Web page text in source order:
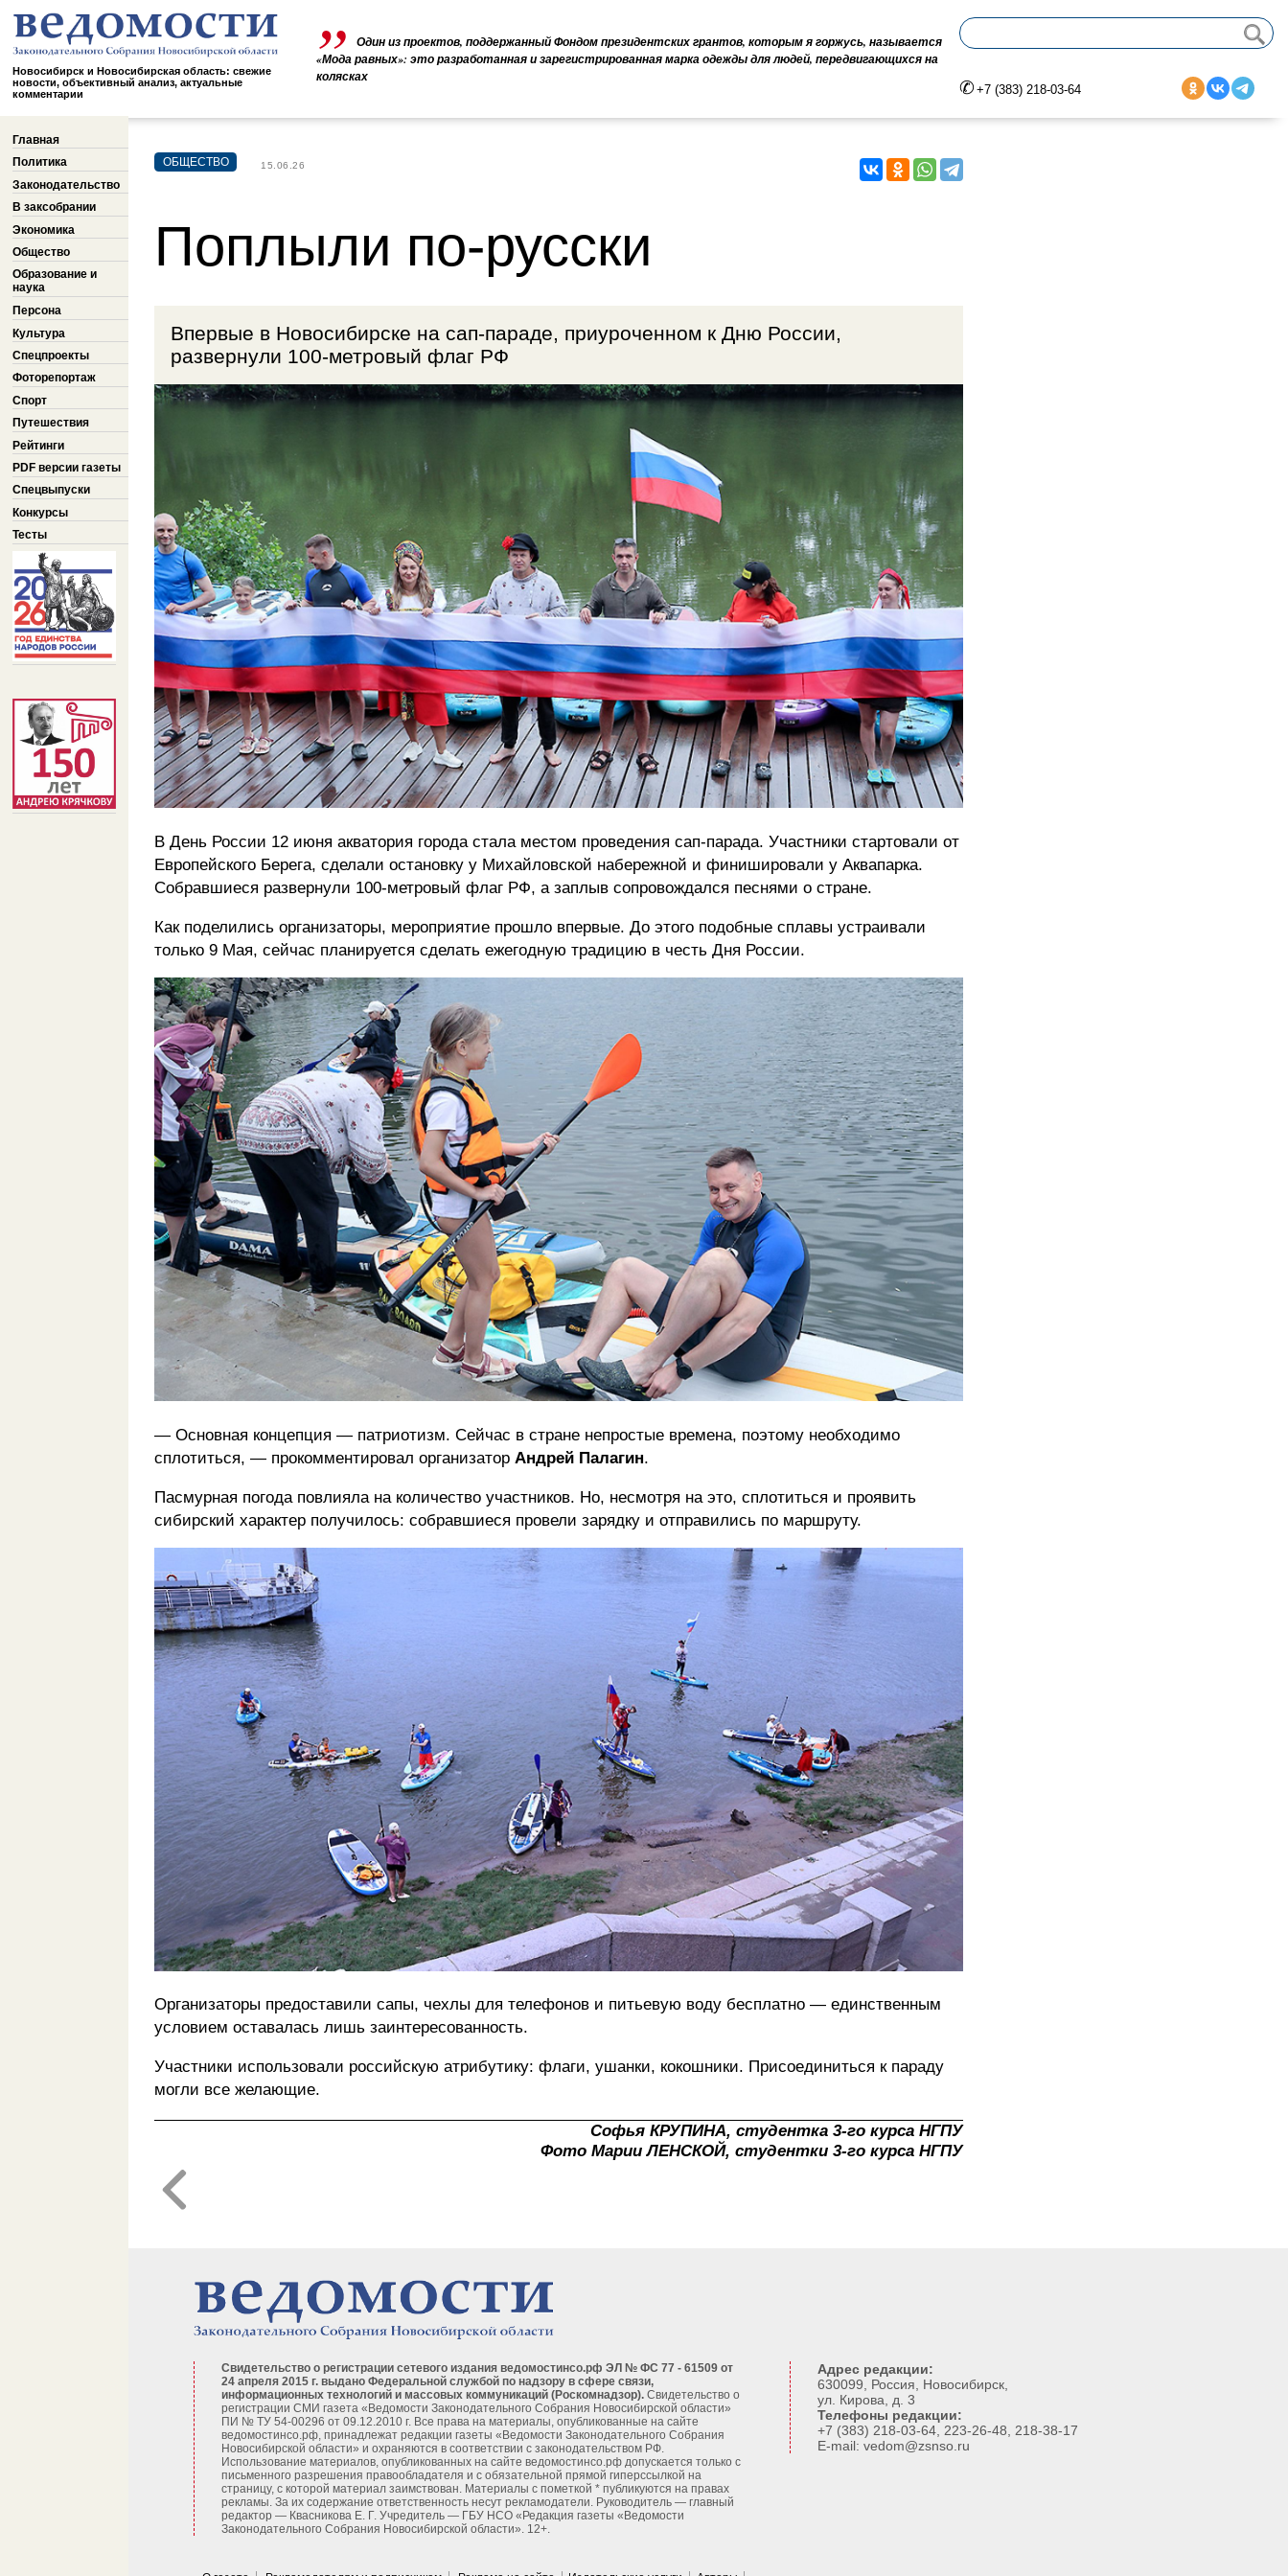
Новосибирск и Новосибирская область: свежие
новости, объективный анализ, актуальные
комментарии
Один из проектов, поддержанный Фондом президентских грантов, которым я горжусь, называется
«Мода равных»: это разработанная и зарегистрированная марка одежды для людей, передвигающихся на
колясках
+7 (383) 218-03-64
Главная
Политика
Законодательство
В заксобрании
Экономика
Общество
Образование и
наука
Персона
Культура
Спецпроекты
Фоторепортаж
Спорт
Путешествия
Рейтинги
PDF версии газеты
Спецвыпуски
Конкурсы
Тесты
ОБЩЕСТВО 15.06.26
Поплыли по-русски
Впервые в Новосибирске на сап-параде, приуроченном к Дню России,
развернули 100-метровый флаг РФ
В День России 12 июня акватория города стала местом проведения сап-парада. Участники стартовали от
Европейского Берега, сделали остановку у Михайловской набережной и финишировали у Аквапарка.
Собравшиеся развернули 100-метровый флаг РФ, а заплыв сопровождался песнями о стране.
Как поделились организаторы, мероприятие прошло впервые. До этого подобные сплавы устраивали
только 9 Мая, сейчас планируется сделать ежегодную традицию в честь Дня России.
— Основная концепция — патриотизм. Сейчас в стране непростые времена, поэтому необходимо
сплотиться, — прокомментировал организатор Андрей Палагин.
Пасмурная погода повлияла на количество участников. Но, несмотря на это, сплотиться и проявить
сибирский характер получилось: собравшиеся провели зарядку и отправились по маршруту.
Организаторы предоставили сапы, чехлы для телефонов и питьевую воду бесплатно — единственным
условием оставалась лишь заинтересованность.
Участники использовали российскую атрибутику: флаги, ушанки, кокошники. Присоединиться к параду
могли все желающие.
Софья КРУПИНА, студентка 3-го курса НГПУ
Фото Марии ЛЕНСКОЙ, студентки 3-го курса НГПУ
Свидетельство о регистрации сетевого издания ведомостинсо.рф ЭЛ № ФС 77 - 61509 от
24 апреля 2015 г. выдано Федеральной службой по надзору в сфере связи,
информационных технологий и массовых коммуникаций (Роскомнадзор). Свидетельство о
регистрации СМИ газета «Ведомости Законодательного Собрания Новосибирской области»
ПИ № ТУ 54-00296 от 09.12.2010 г. Все права на материалы, опубликованные на сайте
ведомостинсо.рф, принадлежат редакции газеты «Ведомости Законодательного Собрания
Новосибирской области» и охраняются в соответствии с законодательством РФ.
Использование материалов, опубликованных на сайте ведомостинсо.рф допускается только с
письменного разрешения правообладателя и с обязательной прямой гиперссылкой на
страницу, с которой материал заимствован. Материалы с пометкой * публикуются на правах
рекламы. За их содержание ответственность несут рекламодатели. Руководитель — главный
редактор — Квасникова Е. Г. Учредитель — ГБУ НСО «Редакция газеты «Ведомости
Законодательного Собрания Новосибирской области». 12+.
Адрес редакции:
630099, Россия, Новосибирск,
ул. Кирова, д. 3
Телефоны редакции:
+7 (383) 218-03-64, 223-26-48, 218-38-17
E-mail: vedom@zsnso.ru